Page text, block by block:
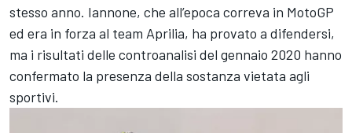
stesso anno. Iannone, che all’epoca correva in MotoGP
ed era in forza al team Aprilia, ha provato a difendersi,
ma i risultati delle controanalisi del gennaio 2020 hanno
confermato la presenza della sostanza vietata agli
sportivi.